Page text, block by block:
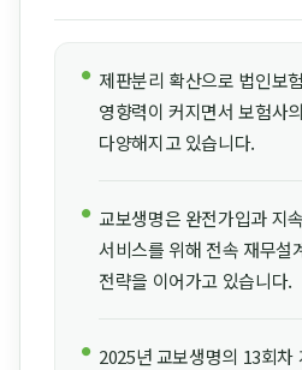
●
제판분리 확산으로 법인보
영향력이 커지면서 보험사
다양해지고 있습니다.
● 교보생명은 완전가입과 지
서비스를 위해 전속 재무설
전략을 이어가고 있습니다.
●
2025년 교보생명의 13회